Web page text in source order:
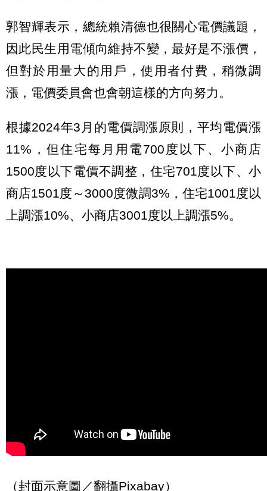
郭智輝表示，總統賴清德也很關心電價議題，
因此民生用電傾向維持不變，最好是不漲價，
但對於用量大的用戶，使用者付費，稍微調
漲，電價委員會也會朝這樣的方向努力。
根據2024年3月的電價調漲原則，平均電價漲
11%，但住宅每月用電700度以下、小商店
1500度以下電價不調整，住宅701度以下、小
商店1501度～3000度微調3%，住宅1001度以
上調漲10%、小商店3001度以上調漲5%。
（封面示意圖／翻攝Pixabay）